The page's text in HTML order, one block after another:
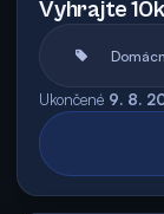
Vyhrajte
Ukončené 9. 8.